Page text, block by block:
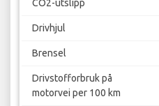
CO2-utslipp
Drivhjul
Brensel
Drivstofforbruk på
motorvei per 100 km